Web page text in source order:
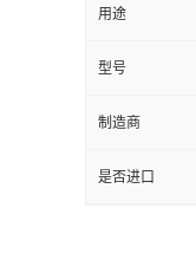
用途
型号
制造商
是否进口